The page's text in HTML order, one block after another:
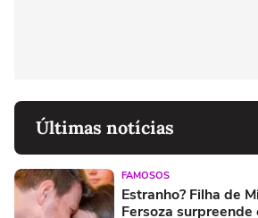
Últimas notícias
FAMOSOS
Estranho? Filha de
Fersoza